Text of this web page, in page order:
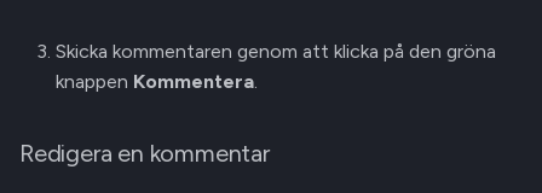
Skicka kommentaren genom att klicka på den gröna
knappen Kommentera.
Redigera en kommentar